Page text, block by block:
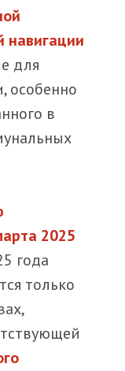
навигации
для
особенно
в
2025
года
только